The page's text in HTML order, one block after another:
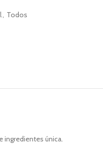
, Todos
ingredientes única.